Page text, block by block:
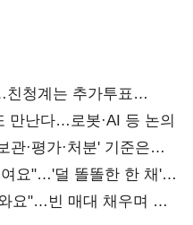
청계는 추가투표
만난다…로봇·AI 등 논의
·평가·처분' 기준은
요"…'덜 똘똘한 한 채'
요"…빈 매대 채우며 문